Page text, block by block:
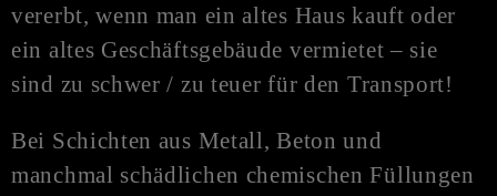
vererbt, wenn man ein altes Haus kauft oder
ein altes Geschäftsgebäude vermietet – sie
sind zu schwer / zu teuer für den Transport!
Bei Schichten aus Metall, Beton und
manchmal schädlichen chemischen Füllungen